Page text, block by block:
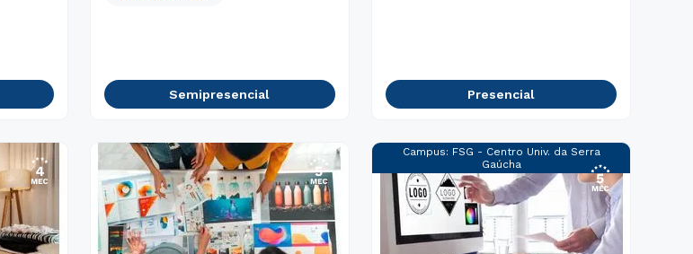
Semipresencial Presencial
Campus: FSG - Centro Univ. da Serra
Gaúcha